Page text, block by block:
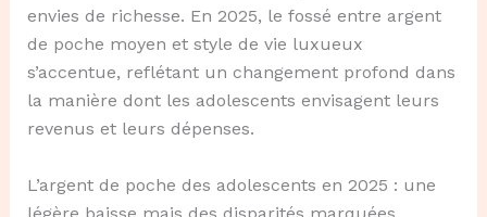
envies de richesse. En 2025, le fossé entre argent
de poche moyen et style de vie luxueux
s’accentue, reflétant un changement profond dans
la manière dont les adolescents envisagent leurs
revenus et leurs dépenses.
L’argent de poche des adolescents en 2025 : une
légère baisse mais des disparités marquées